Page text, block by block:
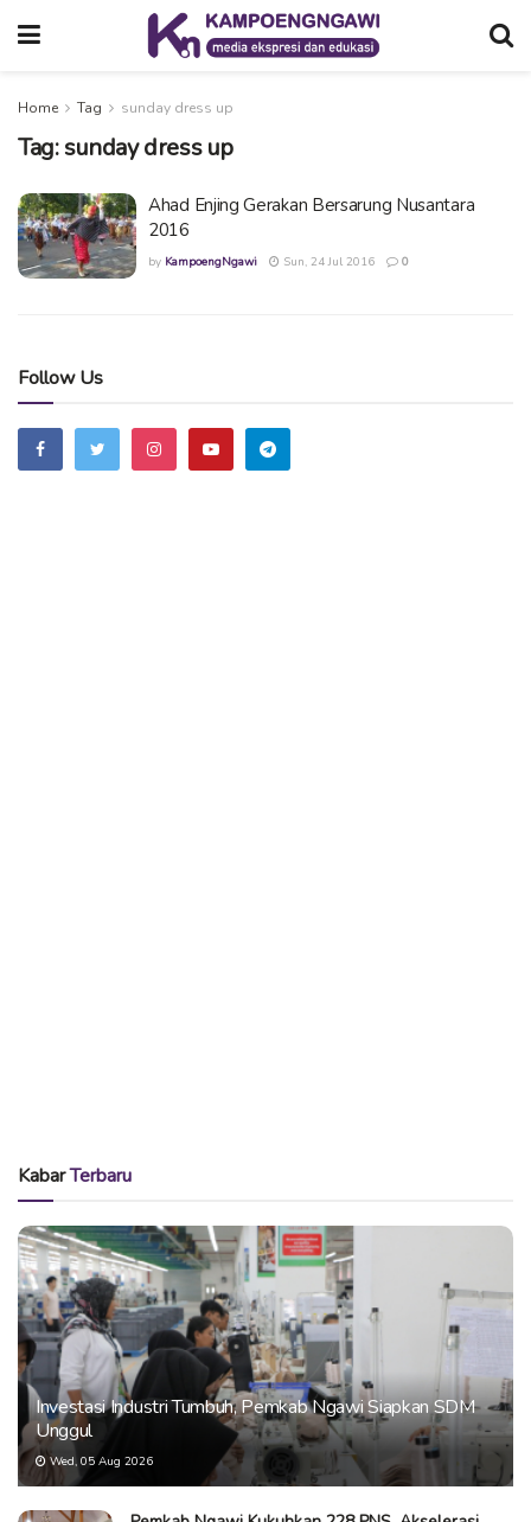
Home Tag sunday dress up
Tag:sunday dress up
Ahad Enjing Gerakan Bersarung Nusantara
2016
by KampoengNgawi Sun, 24 Jul 2016 0
Follow Us
KabarTerbaru
Investasi Industri Tumbuh, Pemkab Ngawi Siapkan SDM
Unggul
Wed, 05 Aug 2026